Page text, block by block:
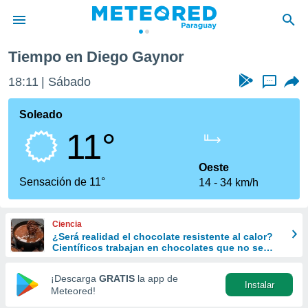
de
ha
calidad.
a este
las
y
forma
digital
basada
Tiempo en Diego Gaynor
18:11 Sábado ...
Soleado
11°
Sensación de 11°
Oeste
14
34 km/h
Ciencia
¿Será realidad el chocolate resistente al calor?
Científicos trabajan en chocolates que no se
¡Descarga GRATIS la app de
Meteored!
Instalar